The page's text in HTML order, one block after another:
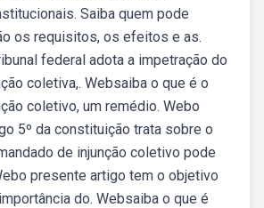
Saiba quem pode
os requisitos, os efeitos e as.
federal adota a impetração do
coletiva,. Websaiba o que é o
coletivo, um remédio. Webo
5º da constituição trata sobre o
de injunção coletivo pode
presente artigo tem o objetivo
do. Websaiba o que é